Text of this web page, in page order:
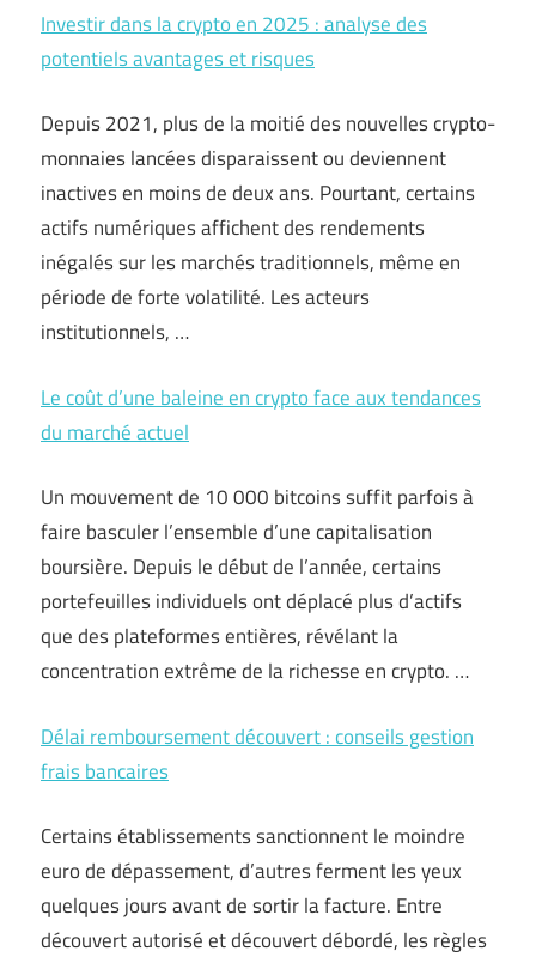
Investir dans la crypto en 2025 : analyse des
potentiels avantages et risques
Depuis 2021, plus de la moitié des nouvelles crypto-
monnaies lancées disparaissent ou deviennent
inactives en moins de deux ans. Pourtant, certains
actifs numériques affichent des rendements
inégalés sur les marchés traditionnels, même en
période de forte volatilité. Les acteurs
institutionnels, …
Le coût d’une baleine en crypto face aux tendances
du marché actuel
Un mouvement de 10 000 bitcoins suffit parfois à
faire basculer l’ensemble d’une capitalisation
boursière. Depuis le début de l’année, certains
portefeuilles individuels ont déplacé plus d’actifs
que des plateformes entières, révélant la
concentration extrême de la richesse en crypto. …
Délai remboursement découvert : conseils gestion
frais bancaires
Certains établissements sanctionnent le moindre
euro de dépassement, d’autres ferment les yeux
quelques jours avant de sortir la facture. Entre
découvert autorisé et découvert débordé, les règles